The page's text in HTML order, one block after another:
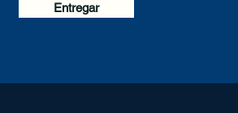
Entregar